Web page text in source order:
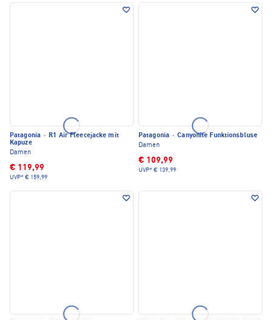
Patagonia · R1 Air Fleecejacke mit
Kapuze
Damen
€ 119,99
UVP* € 159,99
Patagonia · Canyonite Funktionsbluse
Damen
€ 109,99
UVP* € 139,99